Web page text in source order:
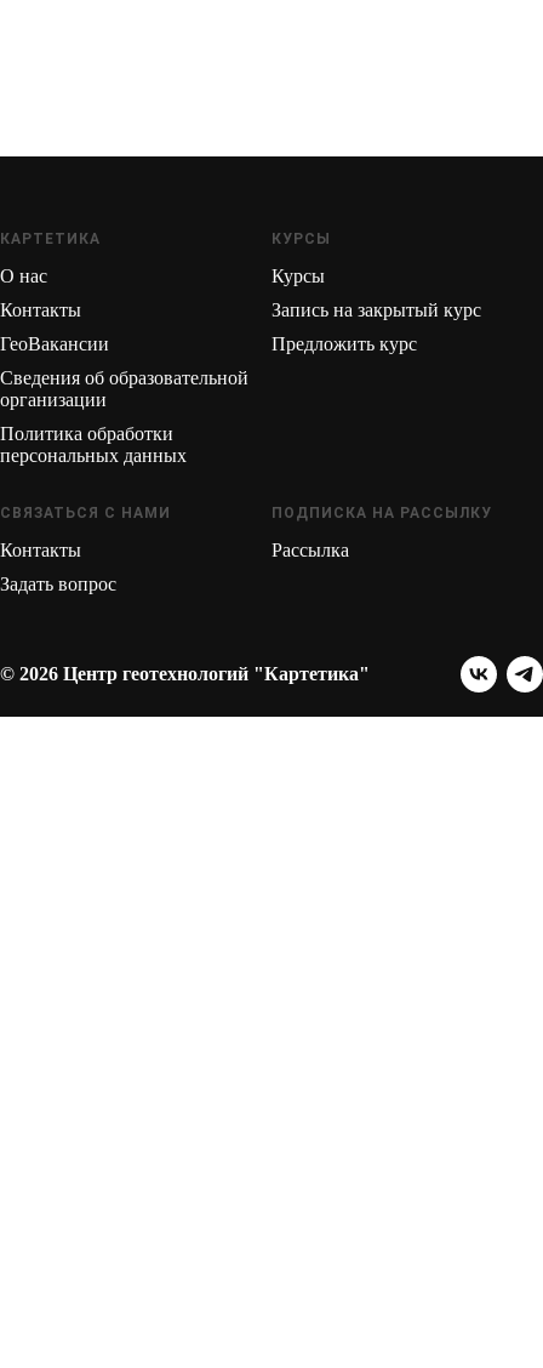
КАРТЕТИКА
О нас
Контакты
ГеоВакансии
Сведения об образовательной
организации
Политика обработки
персональных данных
КУРСЫ
Курсы
Запись на закрытый курс
Предложить курс
СВЯЗАТЬСЯ С НАМИ
Контакты
Задать вопрос
ПОДПИСКА НА РАССЫЛКУ
Рассылка
© 2026 Центр геотехнологий "Картетика"